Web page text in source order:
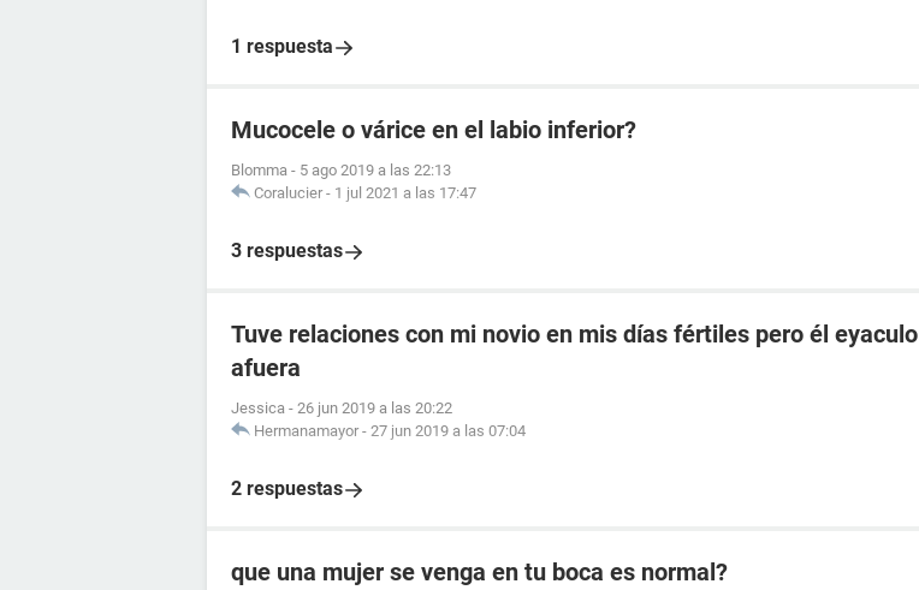
1 respuesta
Mucocele o várice en el labio inferior?
Blomma - 5 ago 2019 a las 22:13
Coralucier - 1 jul 2021 a las 17:47
3 respuestas
Tuve relaciones con mi novio en mis días fértiles pero él eyaculo
afuera
Jessica - 26 jun 2019 a las 20:22
Hermanamayor - 27 jun 2019 a las 07:04
2 respuestas
que una mujer se venga en tu boca es normal?